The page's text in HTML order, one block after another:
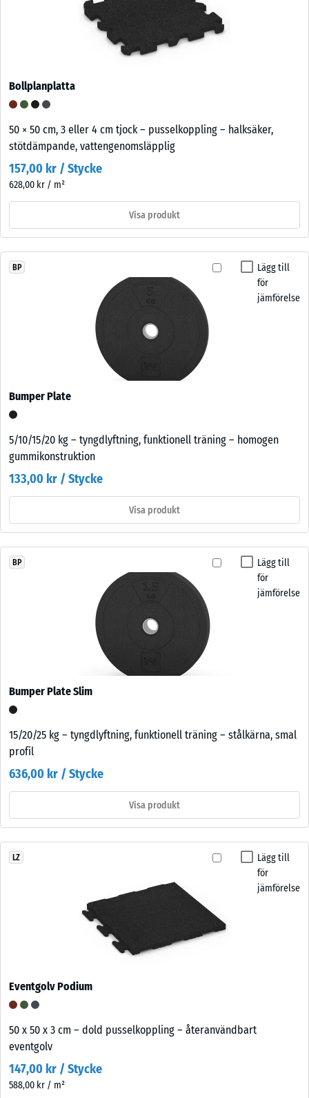
Bollplanplatta
50 × 50 cm, 3 eller 4 cm tjock – pusselkoppling – halksäker,
stötdämpande, vattengenomsläpplig
157,00 kr / Stycke
628,00 kr / m²
Visa produkt
Lägg till
för
jämförelse
BP
Bumper Plate
5/10/15/20 kg – tyngdlyftning, funktionell träning – homogen
gummikonstruktion
133,00 kr / Stycke
Visa produkt
Lägg till
för
jämförelse
BP
Bumper Plate Slim
15/20/25 kg – tyngdlyftning, funktionell träning – stålkärna, smal
profil
636,00 kr / Stycke
Visa produkt
Lägg till
för
jämförelse
LZ
Eventgolv Podium
50 x 50 x 3 cm – dold pusselkoppling – återanvändbart
eventgolv
147,00 kr / Stycke
588,00 kr / m²